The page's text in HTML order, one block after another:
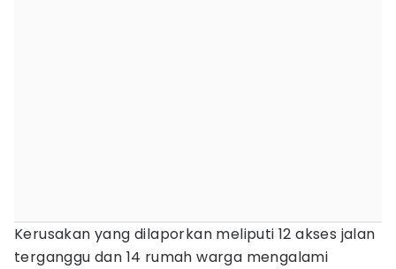
Kerusakan yang dilaporkan meliputi 12 akses jalan
terganggu dan 14 rumah warga mengalami